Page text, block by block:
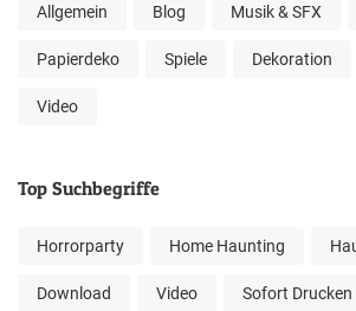
Allgemein Blog Musik & SFX
Papierdeko Spiele Dekoration
Video
Top Suchbegriffe
Horrorparty Home Haunting
Download Video Sofort Drucken